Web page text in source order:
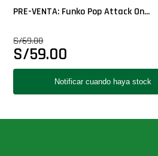
PRE-VENTA: Funko Pop Attack On...
S/69.00
S/59.00